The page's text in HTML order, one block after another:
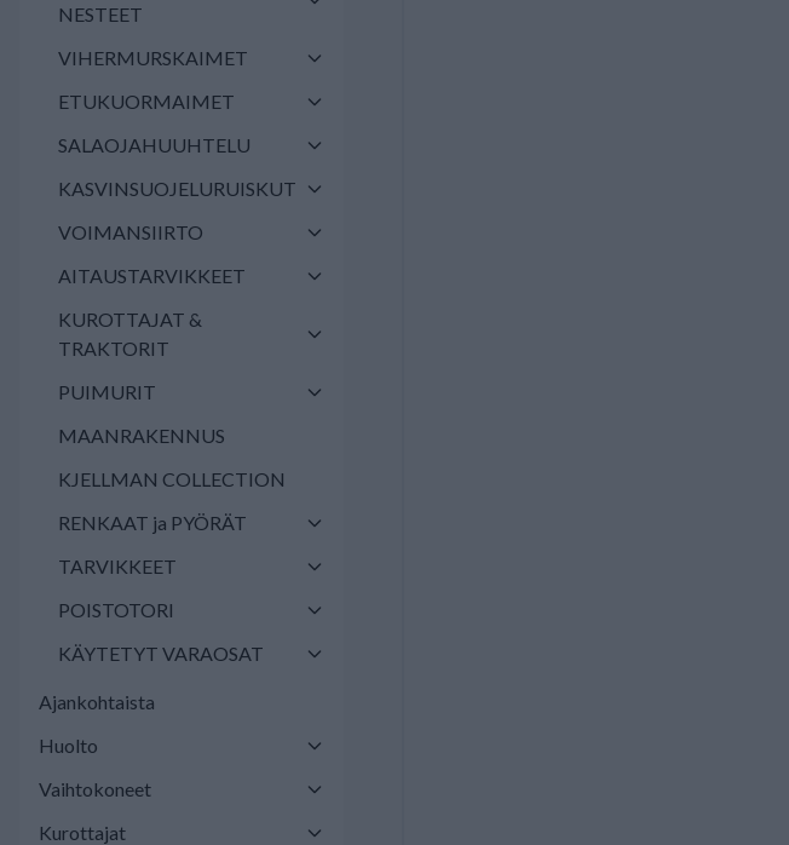
NESTEET
VIHERMURSKAIMET
ETUKUORMAIMET
SALAOJAHUUHTELU
KASVINSUOJELURUISKUT
VOIMANSIIRTO
AITAUSTARVIKKEET
KUROTTAJAT &
TRAKTORIT
PUIMURIT
MAANRAKENNUS
KJELLMAN COLLECTION
RENKAAT ja PYÖRÄT
TARVIKKEET
POISTOTORI
KÄYTETYT VARAOSAT
Ajankohtaista
Huolto
Vaihtokoneet
Kurottajat